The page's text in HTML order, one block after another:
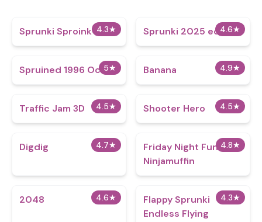
4.3★
Sprunki Sproink 4.6★
Sprunki 2025 edition
5★
Spruined 1996 Ocs​ 4.9★
Banana
4.5★
Traffic Jam 3D 4.5★
Shooter Hero
4.7★
Digdig 4.8★
Friday Night Funkin
Ninjamuffin
4.6★
2048 4.3★
Flappy Sprunki
Endless Flying